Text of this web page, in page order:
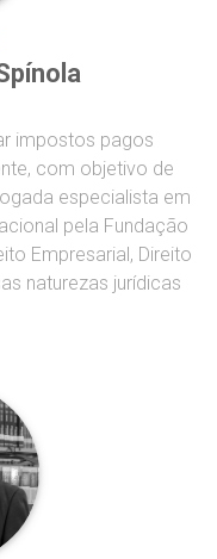
impostos pagos
com objetivo de
especialista em
pela Fundação
Empresarial, Direito
naturezas jurídicas